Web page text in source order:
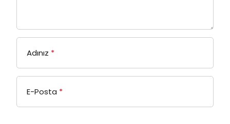
Adınız *
E-Posta *